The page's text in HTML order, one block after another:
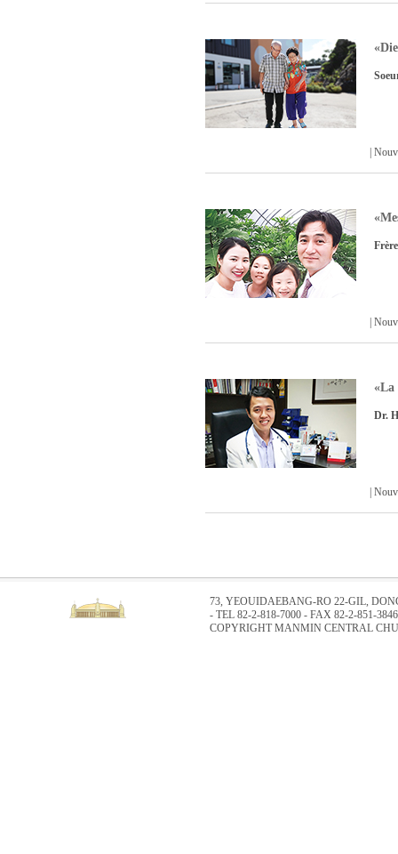
|
|
«La
Dr.
|
73, YEOUIDAEBANG-RO 22-GIL,
- TEL 82-2-818-7000 - FAX 82-2-851-3846
COPYRIGHT MANMIN CENTRAL